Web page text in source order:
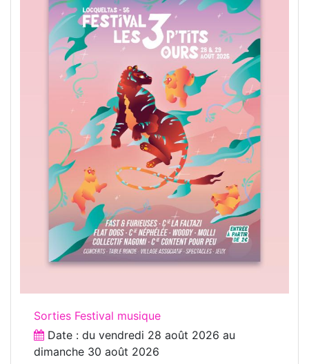
Sorties Festival musique
Date : du vendredi 28 août 2026 au
dimanche 30 août 2026